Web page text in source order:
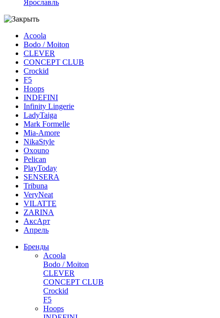
Ярославль
Acoola
Bodo / Moiton
CLEVER
CONCEPT CLUB
Crockid
F5
Hoops
INDEFINI
Infinity Lingerie
LadyTaiga
Mark Formelle
Mia-Amore
NikaStyle
Oxouno
Pelican
PlayToday
SENSERA
Tribuna
VeryNeat
VILATTE
ZARINA
АксАрт
Апрель
Бренды
Acoola
Bodo / Moiton
CLEVER
CONCEPT CLUB
Crockid
F5
Hoops